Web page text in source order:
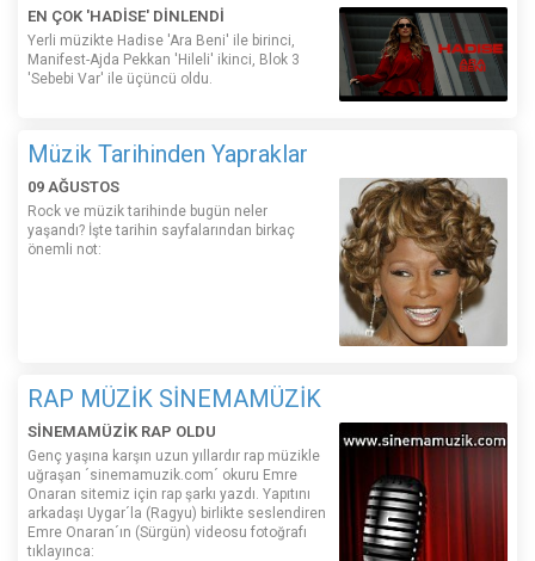
EN ÇOK 'HADİSE' DİNLENDİ
Yerli müzikte Hadise 'Ara Beni' ile birinci,
Manifest-Ajda Pekkan 'Hileli' ikinci, Blok 3
'Sebebi Var' ile üçüncü oldu.
Müzik Tarihinden Yapraklar
09 AĞUSTOS
Rock ve müzik tarihinde bugün neler
yaşandı? İşte tarihin sayfalarından birkaç
önemli not:
RAP MÜZİK SİNEMAMÜZİK
SİNEMAMÜZİK RAP OLDU
Genç yaşına karşın uzun yıllardır rap müzikle
uğraşan ´sinemamuzik.com´ okuru Emre
Onaran sitemiz için rap şarkı yazdı. Yapıtını
arkadaşı Uygar´la (Ragyu) birlikte seslendiren
Emre Onaran´ın (Sürgün) videosu fotoğrafı
tıklayınca: